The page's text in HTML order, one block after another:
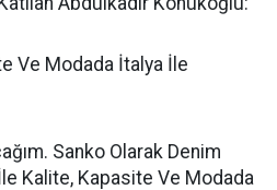
Ve Modada İtalya İle
Sanko Olarak Denim
Kalite, Kapasite Ve Modada